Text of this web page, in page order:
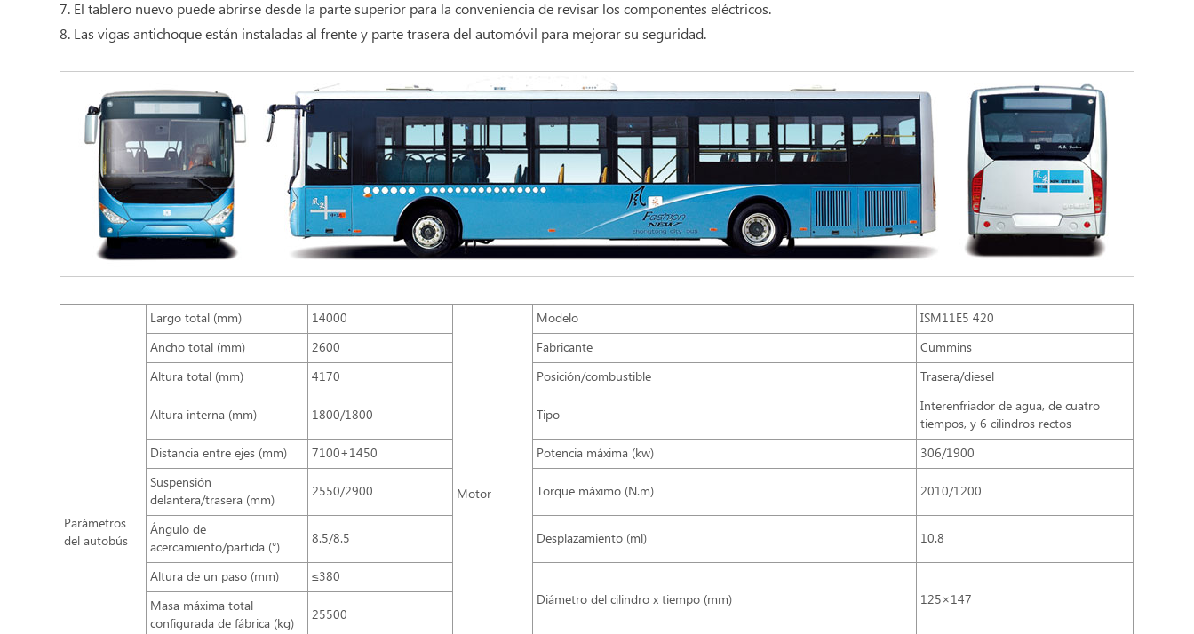
7. El tablero nuevo puede abrirse desde la parte superior para la conveniencia de revisar los componentes eléctricos.
8. Las vigas antichoque están instaladas al frente y parte trasera del automóvil para mejorar su seguridad.
Parámetros
del autobús
Largo total (mm) 14000
Motor
Modelo
ISM11E5 420
Ancho total (mm)
2600 Fabricante
Cummins
Altura total (mm)
4170 Posición/combustible Trasera/diesel
Altura interna (mm) 1800/1800 Tipo
Interenfriador de agua, de cuatro
tiempos, y 6 cilindros rectos
Distancia entre ejes (mm)
7100+1450 Potencia máxima (kw)
306/1900
Suspensión
delantera/trasera (mm)
2550/2900 Torque máximo (N.m) 2010/1200
Ángulo de
acercamiento/partida (°)
8.5/8.5 Desplazamiento (ml) 10.8
Altura de un paso (mm)
≤380
Diámetro del cilindro x tiempo (mm)
125×147
Masa máxima total
configurada de fábrica (kg)
25500